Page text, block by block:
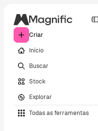
Criar
Início
Buscar
Stock
Explorar
Todas as ferramentas